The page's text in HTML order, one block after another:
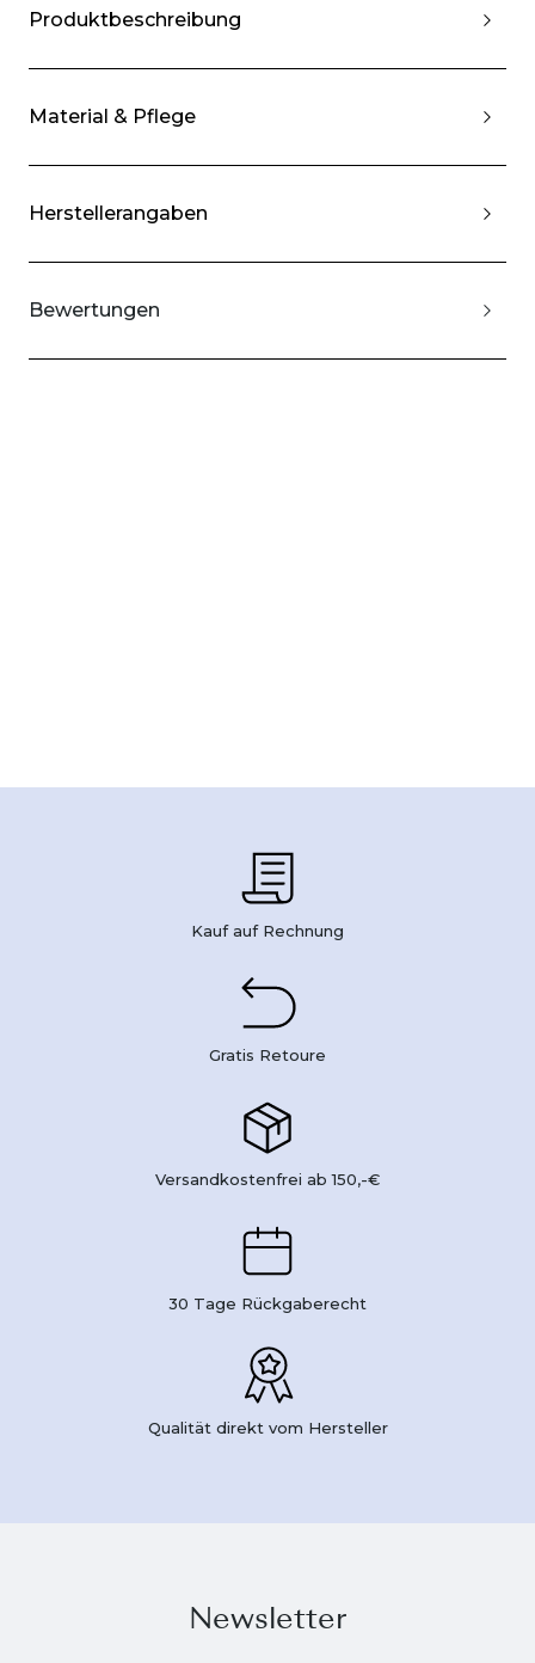
Produktbeschreibung
Material & Pflege
Herstellerangaben
Bewertungen
Kauf auf Rechnung
Gratis Retoure
Versandkostenfrei ab 150,-€
30 Tage Rückgaberecht
Qualität direkt vom Hersteller
Newsletter